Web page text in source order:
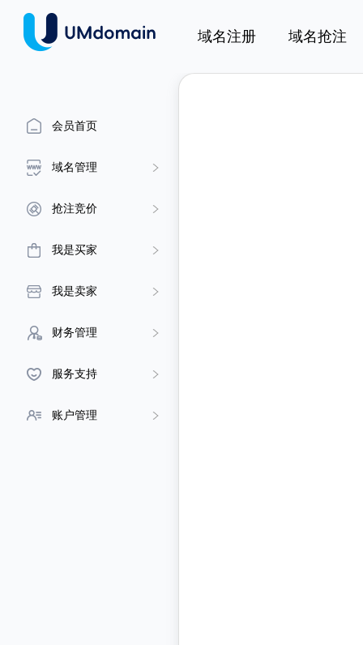
域名注册 域名抢注
会员首页
域名管理
抢注竞价
我是买家
我是卖家
财务管理
服务支持
账户管理